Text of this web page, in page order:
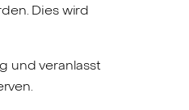
Dies wird
und veranlasst